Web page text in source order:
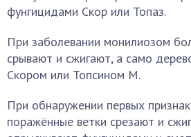
фунгицидами Скор или Топаз.
При заболевании монилиозом
срывают и сжигают, а само
Скором или Топсином М.
При обнаружении первых
поражённые ветки срезают и